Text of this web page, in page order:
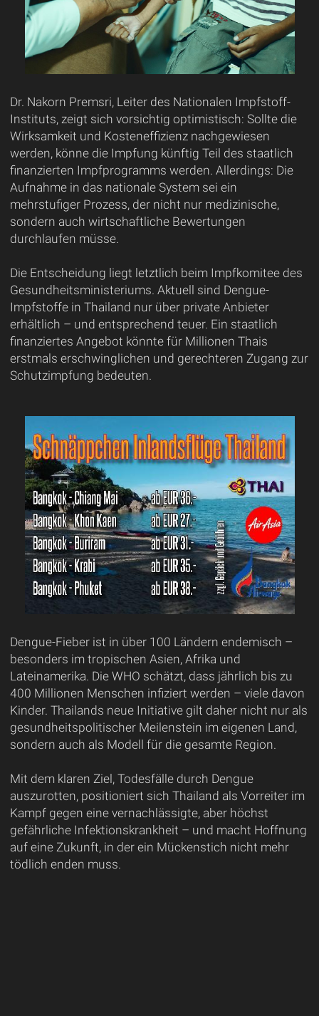
Dr. Nakorn Premsri, Leiter des Nationalen Impfstoff-
Instituts, zeigt sich vorsichtig optimistisch: Sollte die
Wirksamkeit und Kosteneffizienz nachgewiesen
werden, könne die Impfung künftig Teil des staatlich
finanzierten Impfprogramms werden. Allerdings: Die
Aufnahme in das nationale System sei ein
mehrstufiger Prozess, der nicht nur medizinische,
sondern auch wirtschaftliche Bewertungen
durchlaufen müsse.
Die Entscheidung liegt letztlich beim Impfkomitee des
Gesundheitsministeriums. Aktuell sind Dengue-
Impfstoffe in Thailand nur über private Anbieter
erhältlich – und entsprechend teuer. Ein staatlich
finanziertes Angebot könnte für Millionen Thais
erstmals erschwinglichen und gerechteren Zugang zur
Schutzimpfung bedeuten.
Dengue-Fieber ist in über 100 Ländern endemisch –
besonders im tropischen Asien, Afrika und
Lateinamerika. Die WHO schätzt, dass jährlich bis zu
400 Millionen Menschen infiziert werden – viele davon
Kinder. Thailands neue Initiative gilt daher nicht nur als
gesundheitspolitischer Meilenstein im eigenen Land,
sondern auch als Modell für die gesamte Region.
Mit dem klaren Ziel, Todesfälle durch Dengue
auszurotten, positioniert sich Thailand als Vorreiter im
Kampf gegen eine vernachlässigte, aber höchst
gefährliche Infektionskrankheit – und macht Hoffnung
auf eine Zukunft, in der ein Mückenstich nicht mehr
tödlich enden muss.